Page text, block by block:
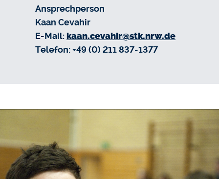
Ansprechperson
Kaan Cevahir
E-Mail:kaan.cevahir@stk.nrw.de
Telefon: +49 (0) 211 837-1377